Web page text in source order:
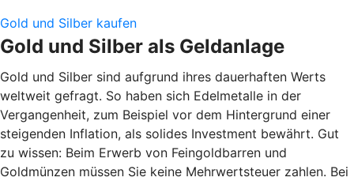
Gold und Silber kaufen
Gold und Silber als Geldanlage
Gold und Silber sind aufgrund ihres dauerhaften Werts
weltweit gefragt. So haben sich Edelmetalle in der
Vergangenheit, zum Beispiel vor dem Hintergrund einer
steigenden Inflation, als solides Investment bewährt. Gut
zu wissen: Beim Erwerb von Feingoldbarren und
Goldmünzen müssen Sie keine Mehrwertsteuer zahlen. Bei